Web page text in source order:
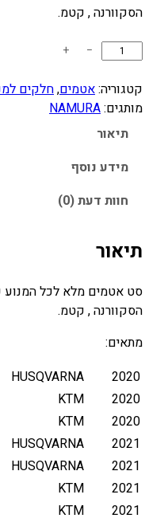
הסקוורנה , קטמ.
ו
ת
מ
י
מ
ל
א
כ
ל
ה
ע
כ
−
+
קטגוריה:אטמים, חלקים
מותגים:NAMURA
תיאור
מידע נוסף
חוות דעת (0)
תיאור
סט אטמים מלא לכל המנוע
הסקוורנה , קטמ.
מתאים:
2020
HUSQVARNA
2020
KTM
2020
KTM
2021
HUSQVARNA
2021
HUSQVARNA
2021
KTM
2021
KTM